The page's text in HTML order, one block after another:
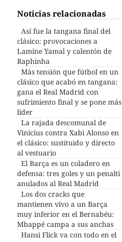
Noticias relacionadas
Así fue la tangana final del
clásico: provocaciones a
Lamine Yamal y calentón de
Raphinha
Más tensión que fútbol en un
clásico que acabó en tangana:
gana el Real Madrid con
sufrimiento final y se pone más
líder
La rajada descomunal de
Vinicius contra Xabi Alonso en
el clásico: sustituido y directo
al vestuario
El Barça es un coladero en
defensa: tres goles y un penalti
anulados al Real Madrid
Los dos cracks que
mantienen vivo a un Barça
muy inferior en el Bernabéu:
Mbappé campa a sus anchas
Hansi Flick va con todo en el